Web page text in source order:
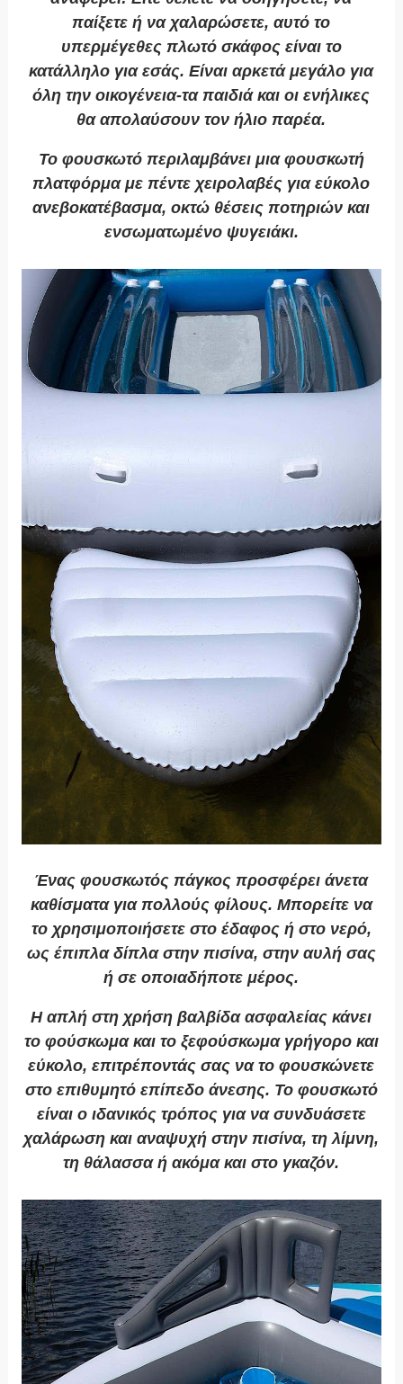
παίξετε ή να χαλαρώσετε, αυτό το
υπερμέγεθες πλωτό σκάφος είναι το
κατάλληλο για εσάς. Είναι αρκετά μεγάλο για
όλη την οικογένεια-τα παιδιά και οι ενήλικες
θα απολαύσουν τον ήλιο παρέα.
Το φουσκωτό περιλαμβάνει μια φουσκωτή
πλατφόρμα με πέντε χειρολαβές για εύκολο
ανεβοκατέβασμα, οκτώ θέσεις ποτηριών και
ενσωματωμένο ψυγειάκι.
Ένας φουσκωτός πάγκος προσφέρει άνετα
καθίσματα για πολλούς φίλους. Μπορείτε να
το χρησιμοποιήσετε στο έδαφος ή στο νερό,
ως έπιπλα δίπλα στην πισίνα, στην αυλή σας
ή σε οποιαδήποτε μέρος.
Η απλή στη χρήση βαλβίδα ασφαλείας κάνει
το φούσκωμα και το ξεφούσκωμα γρήγορο και
εύκολο, επιτρέποντάς σας να το φουσκώνετε
στο επιθυμητό επίπεδο άνεσης. Το φουσκωτό
είναι ο ιδανικός τρόπος για να συνδυάσετε
χαλάρωση και αναψυχή στην πισίνα, τη λίμνη,
τη θάλασσα ή ακόμα και στο γκαζόν.